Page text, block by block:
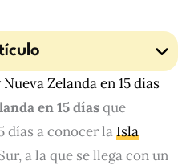
Zelanda en 15 días
en 15 díasque
días a conocer laIsla
a la que se llega con un